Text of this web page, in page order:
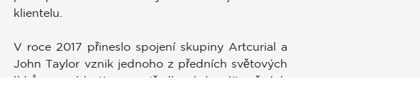
klientelu.
V roce 2017 přineslo spojení skupiny Artcurial a
John Taylor vznik jednoho z předních světových
lídrů v oblasti zprostředkování výjimečných
soukromí, čímž zajišťuje dodržování předpisů. Přizpůsobte si svá